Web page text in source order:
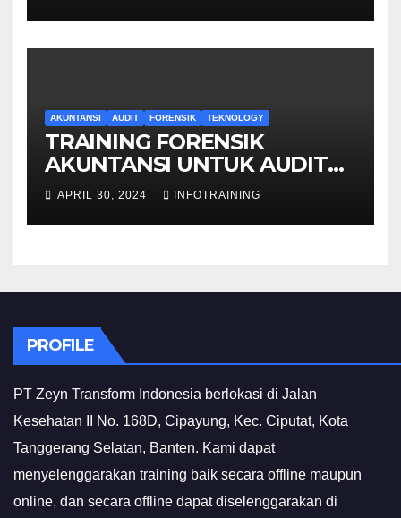
AKUNTANSI AUDIT FORENSIK TEKNOLOGY
TRAINING FORENSIK
AKUNTANSI UNTUK AUDIT
INVESTIGATIF
APRIL 30, 2024 INFOTRAINING
PROFILE
PT Zeyn Transform Indonesia berlokasi di Jalan
Kesehatan II No. 168D, Cipayung, Kec. Ciputat, Kota
Tanggerang Selatan, Banten. Kami dapat
menyelenggarakan training baik secara offline maupun
online, dan secara offline dapat diselenggarakan di